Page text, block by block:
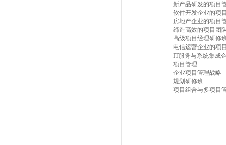
新产品研发的项目
软件开发企业的项
房地产企业的项目
缔造高效的项目团
高级项目经理研修
电信运营企业的项
IT服务与系统集成
项目管理
企业项目管理战略
规划研修班
项目组合与多项目